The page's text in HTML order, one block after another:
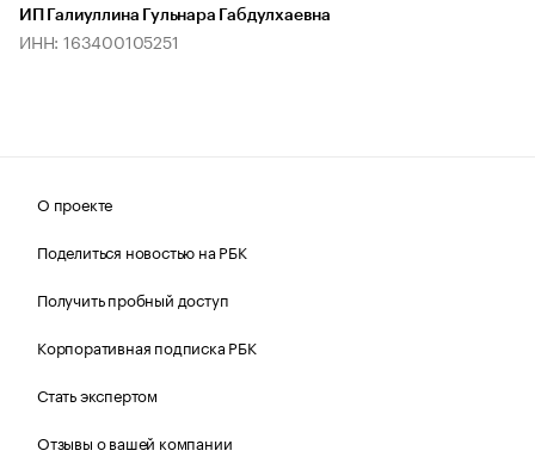
ИП Галиуллина Гульнара Габдулхаевна
ИНН: 163400105251
О проекте
Поделиться новостью на РБК
Получить пробный доступ
Корпоративная подписка РБК
Стать экспертом
Отзывы о вашей компании